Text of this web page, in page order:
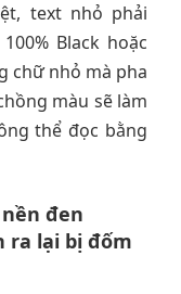
text nhỏ phải
Black hoặc
chữ nhỏ mà pha
màu sẽ làm
thể đọc bằng
đen
ra lại bị đốm